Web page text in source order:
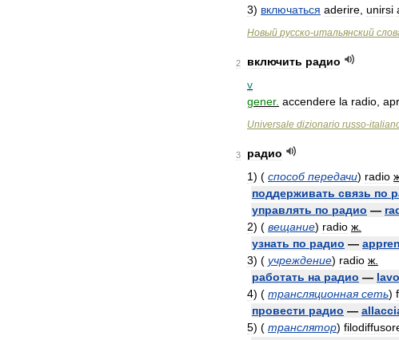
3) включаться aderire unirsi
Новый русско-итальянский
2 включить радио
v
gener. accendere la radio
Universale dizionario russo-
3
радио
1) ( способ передачи) radio
поддерживать связь по
управлять по радио —
2) ( вещание) radio ж
узнать по радио —
3) ( учреждение) radio ж
работать на радио —
4) ( трансляционная сеть)
провести радио —
5) ( транслятор)